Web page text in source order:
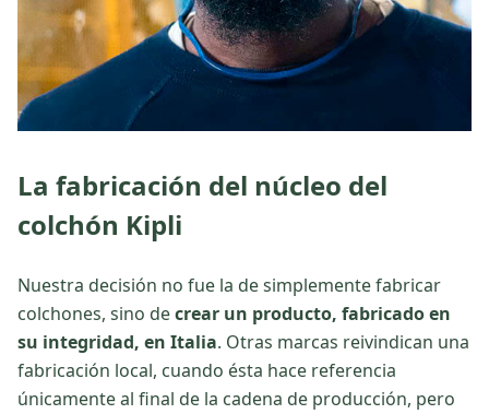
La fabricación del núcleo del
colchón Kipli
Nuestra decisión no fue la de simplemente fabricar
colchones, sino decrear un producto, fabricado en
su integridad, en Italia. Otras marcas reivindican una
fabricación local, cuando ésta hace referencia
únicamente al final de la cadena de producción, pero